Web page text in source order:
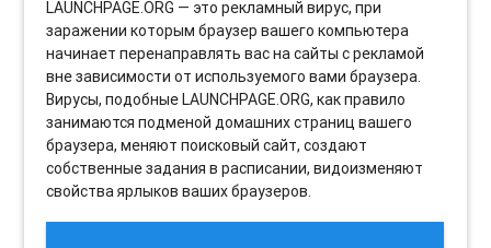
LAUNCHPAGE.ORG — это рекламный вирус, при
заражении которым браузер вашего компьютера
начинает перенаправлять вас на сайты с рекламой
вне зависимости от используемого вами браузера.
Вирусы, подобные LAUNCHPAGE.ORG, как правило
занимаются подменой домашних страниц вашего
браузера, меняют поисковый сайт, создают
собственные задания в расписании, видоизменяют
свойства ярлыков ваших браузеров.